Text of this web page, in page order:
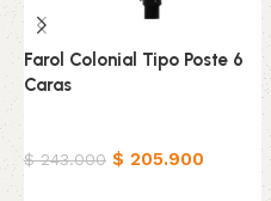
Farol Colonial Tipo Poste 6
Caras
$243.000 $ 205.900